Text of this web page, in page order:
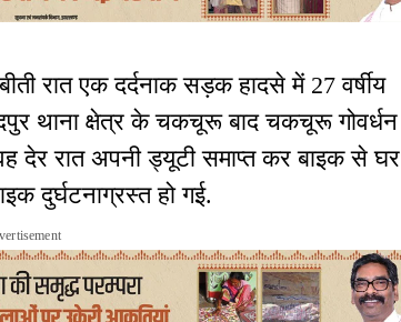
रात एक दर्दनाक सड़क हादसे में 27 वर्षीय
थाना क्षेत्र के चकचूरू बाद चकचूरू गोवर्धन
देर रात अपनी ड्यूटी समाप्त कर बाइक से घर
दुर्घटनाग्रस्त हो गई.